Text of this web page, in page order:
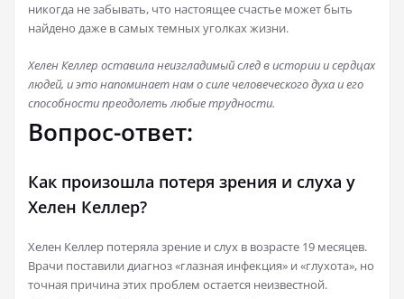
никогда не забывать, что настоящее счастье может быть
найдено даже в самых темных уголках жизни.
Хелен Келлер оставила неизгладимый след в истории и сердцах
людей, и это напоминает нам о силе человеческого духа и его
способности преодолеть любые трудности.
Вопрос-ответ:
Как произошла потеря зрения и слуха у
Хелен Келлер?
Хелен Келлер потеряла зрение и слух в возрасте 19 месяцев.
Врачи поставили диагноз «глазная инфекция» и «глухота», но
точная причина этих проблем остается неизвестной.